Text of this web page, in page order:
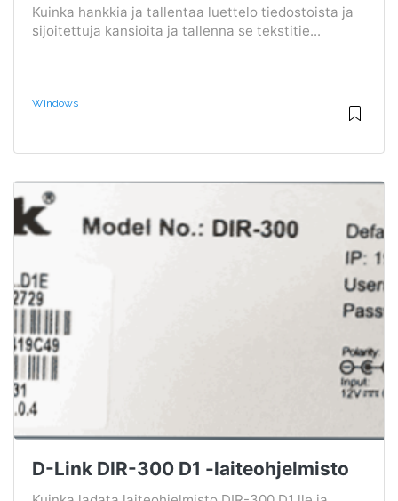
Kuinka hankkia ja tallentaa luettelo tiedostoista ja
sijoitettuja kansioita ja tallenna se tekstitie...
Windows
D-Link DIR-300 D1 -laiteohjelmisto